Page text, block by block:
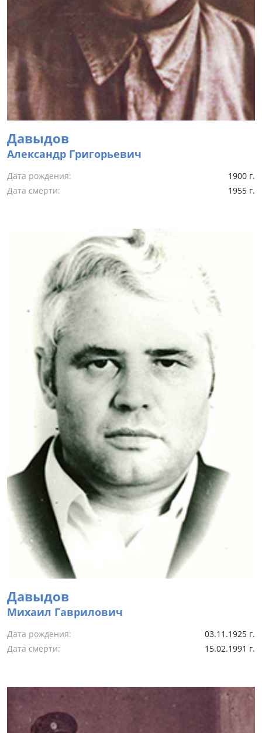
Давыдов
Александр Григорьевич
Дата рождения:
1900 г.
Дата смерти:
1955 г.
Давыдов
Михаил Гаврилович
Дата рождения:
03.11.1925 г.
Дата смерти:
15.02.1991 г.